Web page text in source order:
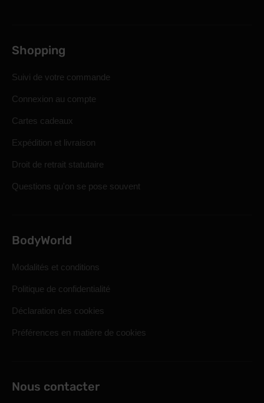
Shopping
Suivi de votre commande
Connexion au compte
Cartes cadeaux
Expédition et livraison
Droit de retrait statutaire
Questions qu'on se pose souvent
BodyWorld
Modalités et conditions
Politique de confidentialité
Déclaration des cookies
Préférences en matière de cookies
Nous contacter